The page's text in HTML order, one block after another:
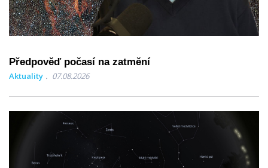
Předpověď počasí na zatmění
Aktuality 07.08.2026